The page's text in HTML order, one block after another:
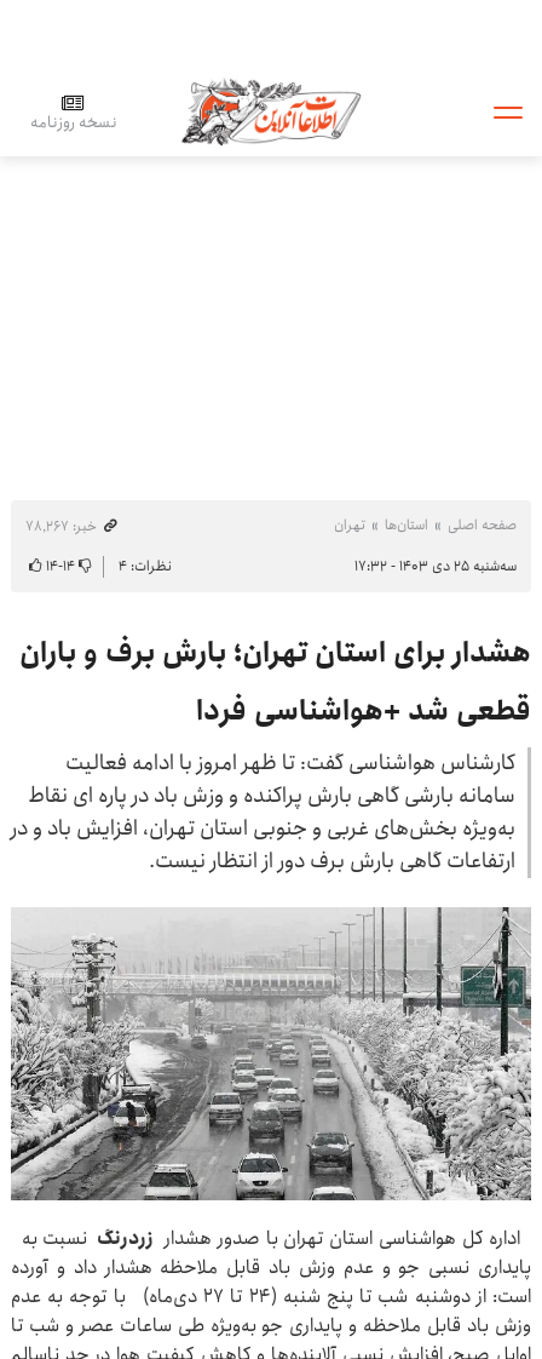
نسخه روزنامه
صفحه اصلی استان‌ها تهران
خبر: ۷۸٬۲۶۷
سه‌شنبه ۲۵ دی ۱۴۰۳ - ۱۷:۳۲
نظرات: ۴ ۱۴-۱۴
هشدار برای استان تهران؛ بارش برف و باران
قطعی شد +هواشناسی فردا
کارشناس هواشناسی گفت: تا ظهر امروز با ادامه فعالیت
سامانه بارشی گاهی بارش پراکنده و وزش باد در پاره ای نقاط
به‌ویژه بخش‌های غربی و جنوبی استان تهران، افزایش باد و در
ارتفاعات گاهی بارش برف دور از انتظار نیست.
اداره کل هواشناسی استان تهران با صدور هشدار زردرنگ نسبت به
پایداری نسبی جو و عدم وزش باد قابل ملاحظه هشدار داد و آورده
است: از دوشنبه شب تا پنج شنبه (۲۴ تا ۲۷ دی‌ماه) با توجه به عدم
وزش باد قابل ملاحظه و پایداری جو به‌ویژه طی ساعات عصر و شب تا